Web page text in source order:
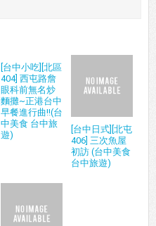
[台中小吃][北區
404] 西屯路詹
眼科前無名炒
麵攤~正港台中
早餐進行曲!!(台
中美食 台中旅
遊)
[台中日式][北屯
406] 三次魚屋
初訪 (台中美食
台中旅遊)